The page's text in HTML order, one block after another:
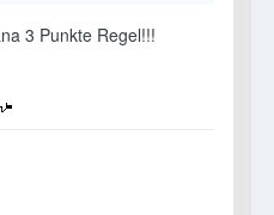
3 Punkte Regel!!!